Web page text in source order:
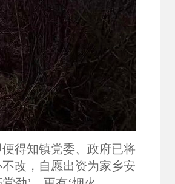
得知镇党委、政府已将
改，自愿出资为家乡安